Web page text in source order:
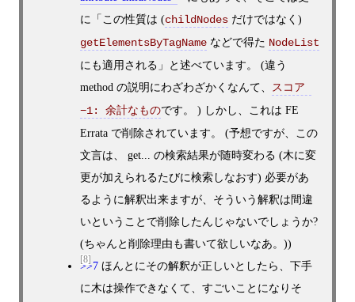
に「この性質は (childNodesだけではなく)
getElementsByTagNameなどで得た NodeList
にも適用される」と述べています。 (違う
method の説明にわざわざかくなんて、 スコア
−1: 余計なものです。 ) しかし、これは FE
Errata で削除されています。 (予想ですが、この
文言は、 get... の検索結果が随時変わる (木に変
更が加えられるたびに検索しなおす) 必要があ
るように解釈出来ますが、そういう解釈は間違
いということで削除したんじゃないでしょうか?
(ちゃんと削除理由も書いて欲しいなあ。))
[8]
>>7ほんとにその解釈が正しいとしたら、下手
に木は操作できなくて、すごいことになりそ